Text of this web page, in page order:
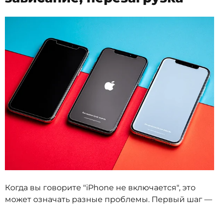
Когда вы говорите "iPhone не включается", это
может означать разные проблемы. Первый шаг —